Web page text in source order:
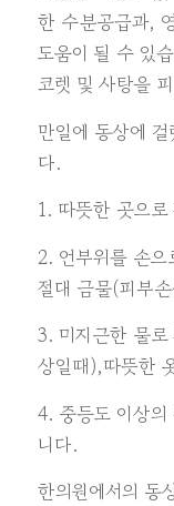
한 수분공급과,
도움이 될 수 있
코렛 및 사탕을
만일에 동상에
다.
1. 따뜻한 곳으
2. 언부위를 손으
절대 금물(피부
3. 미지근한 물
상일때),따뜻한
4. 중등도 이상
니다.
한의원에서의 동